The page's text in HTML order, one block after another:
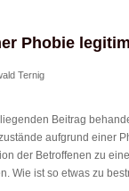
Phobie
Ternig
Beitrag
aufgrund einer
der Betroffenen zu
Wie ist so etwas zu